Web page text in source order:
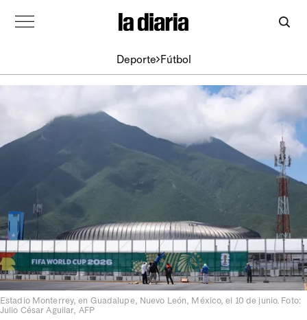
Deporte Fútbol
Estadio Monterrey, en Guadalupe, Nuevo León, México, el 10 de junio. Foto:
Julio César Aguilar, AFP